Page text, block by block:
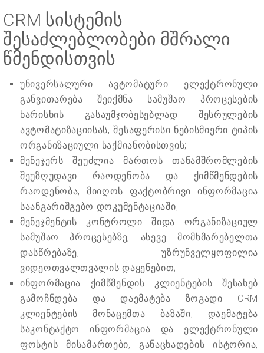
CRM სისტემის
შესაძლებლობები მშრალი
წმენდისთვის
უნივერსალური ავტომატური ელექტრონული
განვითარება შეიქმნა სამუშაო პროცესების
ხარისხის გასაუმჯობესებლად შესრულების
ავტომატიზაციისას, შესაფერისი ნებისმიერი ტიპის
ორგანიზაციული საქმიანობისთვის;
მენეჯერს შეუძლია მართოს თანამშრომლების
შეუზღუდავი რაოდენობა და ქიმწმენდების
რაოდენობა, მიიღოს ფაქტობრივი ინფორმაცია
საანგარიშგებო დოკუმენტაციაში;
მენეჯმენტის კონტროლი შიდა ორგანიზაციულ
სამუშაო პროცესებზე, ასევე მომხმარებელთა
დასწრებაზე, უზრუნველყოფილია
ვიდეოთვალთვალის დაყენებით;
ინფორმაცია ქიმწმენდის კლიენტების შესახებ
გამოჩნდება და დაემატება ზოგადი CRM
კლიენტების მონაცემთა ბაზაში, დაემატება
საკონტაქტო ინფორმაცია და ელექტრონული
ფოსტის მისამართები, განაცხადების ისტორია,